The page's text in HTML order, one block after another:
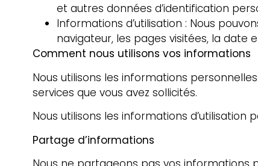
et autres données d’identification
Informations d’utilisation : Nous
navigateur, les pages visitées, la date
Comment nous utilisons vos informations
Nous utilisons les informations
services que vous avez sollicités.
Nous utilisons les informations
Partage d’informations